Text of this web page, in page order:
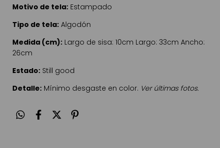
Motivo de tela: Estampado
Tipo de tela: Algodón
Medida (cm): Largo de sisa: 10cm Largo: 33cm Ancho:
26cm
Estado: Still good
Detalle: Mínimo desgaste en color. Ver últimas fotos.